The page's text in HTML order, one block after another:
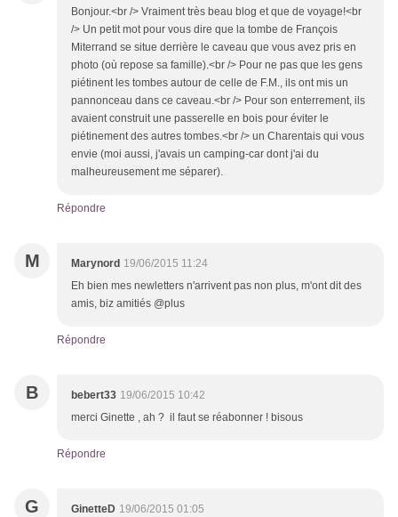
Bonjour.<br /> Vraiment très beau blog et que de voyage!<br
/> Un petit mot pour vous dire que la tombe de François
Miterrand se situe derrière le caveau que vous avez pris en
photo (où repose sa famille).<br /> Pour ne pas que les gens
piétinent les tombes autour de celle de F.M., ils ont mis un
pannonceau dans ce caveau.<br /> Pour son enterrement, ils
avaient construit une passerelle en bois pour éviter le
piétinement des autres tombes.<br /> un Charentais qui vous
envie (moi aussi, j'avais un camping-car dont j'ai du
malheureusement me séparer).
Répondre
M Marynord 19/06/2015 11:24
Eh bien mes newletters n'arrivent pas non plus, m'ont dit des
amis, biz amitiés @plus
Répondre
B bebert33 19/06/2015 10:42
merci Ginette , ah ? il faut se réabonner ! bisous
Répondre
G GinetteD 19/06/2015 01:05